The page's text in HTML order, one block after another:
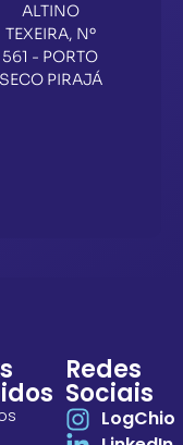
ALTINO
TEXEIRA, Nº
561 - PORTO
SECO PIRAJÁ
Redes
Sociais
LogChio